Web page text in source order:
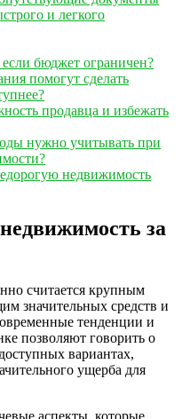
и легкого
бюджет ограничен?
помогут сделать
продавца и избежать
нужно учитывать при
недвижимость
за
считается крупным
значительных средств и
тенденции и
позволяют говорить о
вариантах,
ущерба для
аспекты, которые